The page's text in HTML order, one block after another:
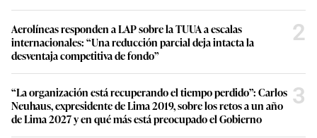
Aerolíneas responden a LAP sobre la TUUA a escalas
internacionales: “Una reducción parcial deja intacta la
desventaja competitiva de fondo”
2
“La organización está recuperando el tiempo perdido”: Carlos
Neuhaus, expresidente de Lima 2019, sobre los retos a un año
de Lima 2027 y en qué más está preocupado el Gobierno
3